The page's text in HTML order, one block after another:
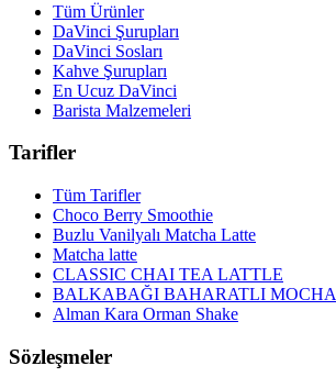
Tüm Ürünler
DaVinci Şurupları
DaVinci Sosları
Kahve Şurupları
En Ucuz DaVinci
Barista Malzemeleri
Tarifler
Tüm Tarifler
Choco Berry Smoothie
Buzlu Vanilyalı Matcha Latte
Matcha latte
CLASSIC CHAI TEA LATTLE
BALKABAĞI BAHARATLI MOCHA
Alman Kara Orman Shake
Sözleşmeler